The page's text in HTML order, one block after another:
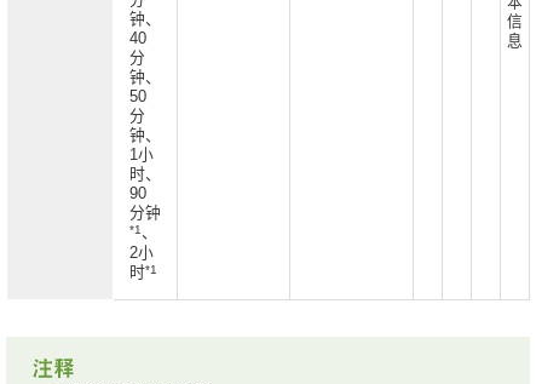
钟、
40
分
钟、
50
分
钟、
1小
时、
90
分钟
*1 、
2小
时*1
信
息